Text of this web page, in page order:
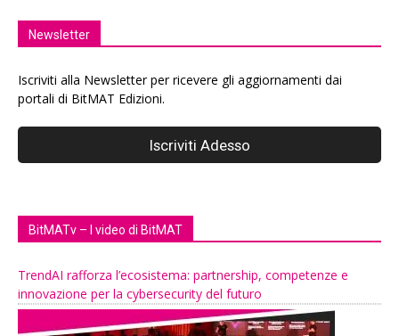
Newsletter
Iscriviti alla Newsletter per ricevere gli aggiornamenti dai
portali di BitMAT Edizioni.
BitMATv – I video di BitMAT
TrendAI rafforza l’ecosistema: partnership, competenze e
innovazione per la cybersecurity del futuro